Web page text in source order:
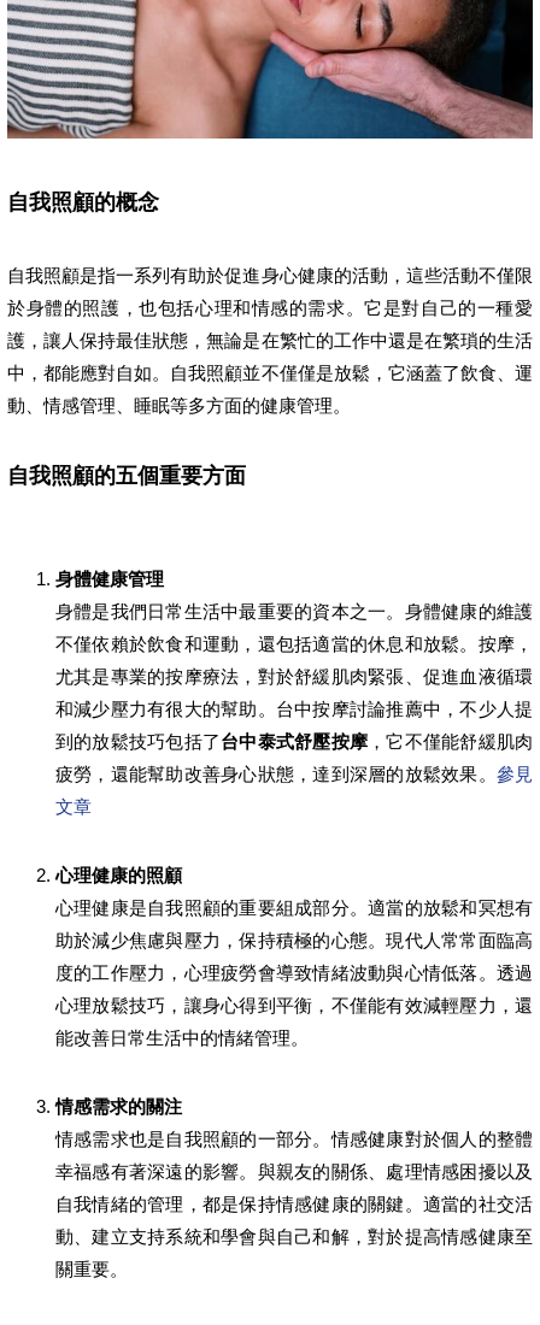
自我照顧的概念
自我照顧是指一系列有助於促進身心健康的活動，這些活動不僅限
於身體的照護，也包括心理和情感的需求。它是對自己的一種愛
護，讓人保持最佳狀態，無論是在繁忙的工作中還是在繁瑣的生活
中，都能應對自如。自我照顧並不僅僅是放鬆，它涵蓋了飲食、運
動、情感管理、睡眠等多方面的健康管理。
自我照顧的五個重要方面
身體健康管理
身體是我們日常生活中最重要的資本之一。身體健康的維護
不僅依賴於飲食和運動，還包括適當的休息和放鬆。按摩，
尤其是專業的按摩療法，對於舒緩肌肉緊張、促進血液循環
和減少壓力有很大的幫助。台中按摩討論推薦中，不少人提
到的放鬆技巧包括了台中泰式舒壓按摩 ，它不僅能舒緩肌肉
疲勞，還能幫助改善身心狀態，達到深層的放鬆效果。 參見
文章
心理健康的照顧
心理健康是自我照顧的重要組成部分。適當的放鬆和冥想有
助於減少焦慮與壓力，保持積極的心態。現代人常常面臨高
度的工作壓力，心理疲勞會導致情緒波動與心情低落。透過
心理放鬆技巧，讓身心得到平衡，不僅能有效減輕壓力，還
能改善日常生活中的情緒管理。
情感需求的關注
情感需求也是自我照顧的一部分。情感健康對於個人的整體
幸福感有著深遠的影響。與親友的關係、處理情感困擾以及
自我情緒的管理，都是保持情感健康的關鍵。適當的社交活
動、建立支持系統和學會與自己和解，對於提高情感健康至
關重要。